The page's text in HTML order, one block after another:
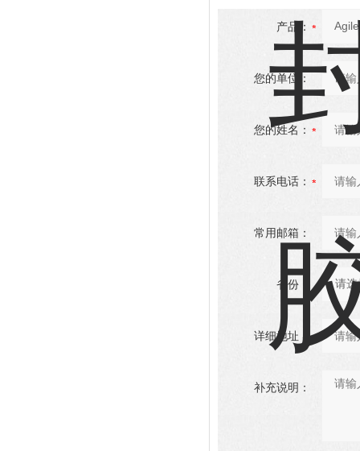
产品：
您的单位：
您的姓名：
联系电话：
常用邮箱：
省份：
详细地址：
补充说明：